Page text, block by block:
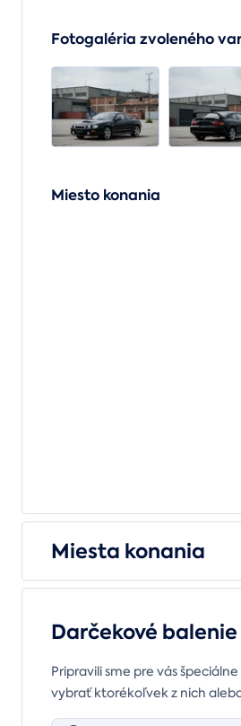
Fotogaléria zvoleného
Miesto konania
Miesta konania
Darčekové balenie
Pripravili sme pre vás
vybrať ktorékoľvek z nich